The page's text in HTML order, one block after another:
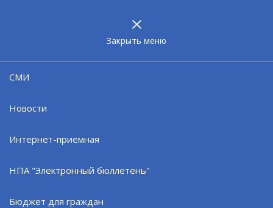
Закрыть меню
СМИ
Новости
Интернет-приемная
НПА "Электронный бюллетень"
Бюджет для граждан
Новости